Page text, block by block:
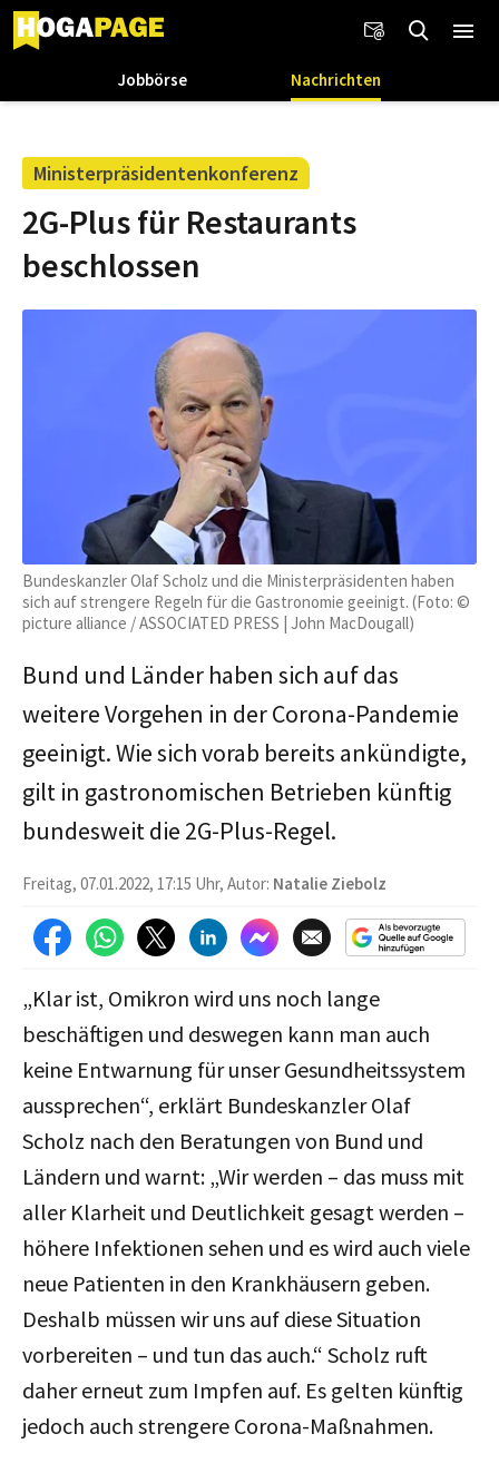
Jobbörse Nachrichten
Ministerpräsidentenkonferenz
2G-Plus für Restaurants
beschlossen
Bundeskanzler Olaf Scholz und die Ministerpräsidenten haben
sich auf strengere Regeln für die Gastronomie geeinigt. (Foto: ©
picture alliance / ASSOCIATED PRESS | John MacDougall)
Bund und Länder haben sich auf das
weitere Vorgehen in der Corona-Pandemie
geeinigt. Wie sich vorab bereits ankündigte,
gilt in gastronomischen Betrieben künftig
bundesweit die 2G-Plus-Regel.
Freitag, 07.01.2022, 17:15 Uhr, Autor: Natalie Ziebolz
„Klar ist, Omikron wird uns noch lange
beschäftigen und deswegen kann man auch
keine Entwarnung für unser Gesundheitssystem
aussprechen“, erklärt Bundeskanzler Olaf
Scholz nach den Beratungen von Bund und
Ländern und warnt: „Wir werden – das muss mit
aller Klarheit und Deutlichkeit gesagt werden –
höhere Infektionen sehen und es wird auch viele
neue Patienten in den Krankhäusern geben.
Deshalb müssen wir uns auf diese Situation
vorbereiten – und tun das auch.“ Scholz ruft
daher erneut zum Impfen auf. Es gelten künftig
jedoch auch strengere Corona-Maßnahmen.